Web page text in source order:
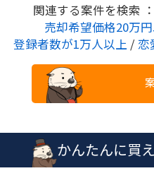
関連する案件を検索 ：
売却希望価格20万
登録者数が1万人以上 / 恋
かんたんに買